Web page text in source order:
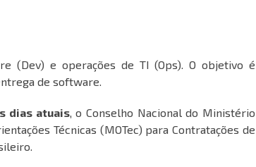
(Dev) e operações de TI (Ops). O objetivo é
de software.
dias atuais, o Conselho Nacional do Ministério
Técnicas (MOTec) para Contratações de